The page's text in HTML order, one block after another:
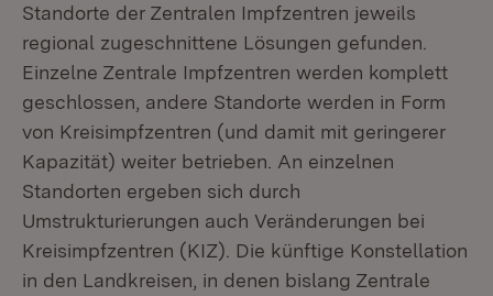
Standorte der Zentralen Impfzentren jeweils
regional zugeschnittene Lösungen gefunden.
Einzelne Zentrale Impfzentren werden komplett
geschlossen, andere Standorte werden in Form
von Kreisimpfzentren (und damit mit geringerer
Kapazität) weiter betrieben. An einzelnen
Standorten ergeben sich durch
Umstrukturierungen auch Veränderungen bei
Kreisimpfzentren (KIZ). Die künftige Konstellation
in den Landkreisen, in denen bislang Zentrale